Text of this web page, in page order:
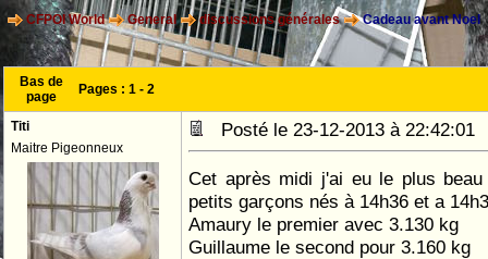
CFPOI World General discussions générales Cadeau avant Noel
Bas de
page
Pages : 1 - 2
Titi
Maitre Pigeonneux
Posté le 23-12-2013 à
Cet après midi j'ai eu le plus
petits garçons nés à 14h36 et a
Amaury le premier avec 3.130 kg
Guillaume le second pour 3.160 kg